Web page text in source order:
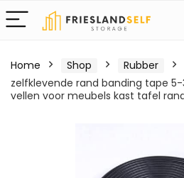
Home Shop Rubber
zelfklevende rand banding tape
vellen voor meubels kast tafel